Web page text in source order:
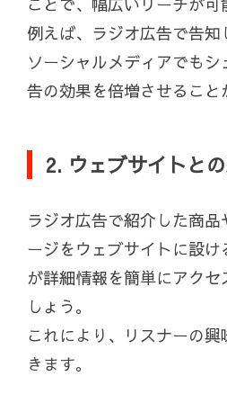
例えば、ラジオ広告で告知
ソーシャルメディアでも
告の効果を倍増させること
2. ウェブサイトと
ラジオ広告で紹介した商
ージをウェブサイトに設
が詳細情報を簡単にアク
しょう。
これにより、リスナーの
きます。